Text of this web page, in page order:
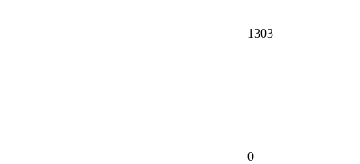
1303
0